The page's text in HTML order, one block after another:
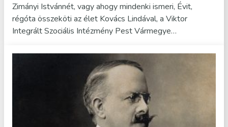
Zimányi Istvánnét, vagy ahogy mindenki ismeri, Évit,
régóta összeköti az élet Kovács Lindával, a Viktor
Integrált Szociális Intézmény Pest Vármegye…